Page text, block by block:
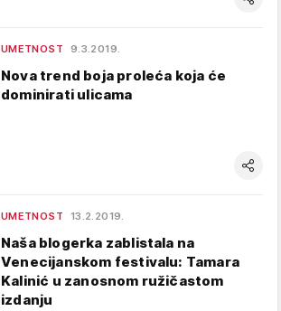
UMETNOST 9.3.2019.
Nova trend boja proleća koja će
dominirati ulicama
UMETNOST 13.2.2019.
Naša blogerka zablistala na
Venecijanskom festivalu: Tamara
Kalinić u zanosnom ružičastom
izdanju